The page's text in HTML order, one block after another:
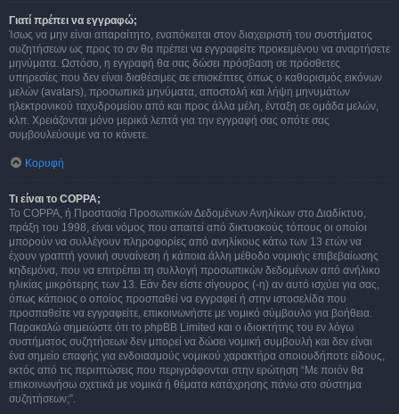
Γιατί πρέπει να εγγραφώ;
Ίσως να μην είναι απαραίτητο, εναπόκειται στον διαχειριστή του συστήματος
συζητήσεων ως προς το αν θα πρέπει να εγγραφείτε προκειμένου να αναρτήσετε
μηνύματα. Ωστόσο, η εγγραφή θα σας δώσει πρόσβαση σε πρόσθετες
υπηρεσίες που δεν είναι διαθέσιμες σε επισκέπτες όπως ο καθορισμός εικόνων
μελών (avatars), προσωπικά μηνύματα, αποστολή και λήψη μηνυμάτων
ηλεκτρονικού ταχυδρομείου από και προς άλλα μέλη, ένταξη σε ομάδα μελών,
κλπ. Χρειάζονται μόνο μερικά λεπτά για την εγγραφή σας οπότε σας
συμβουλεύουμε να το κάνετε.
Κορυφή
Τι είναι το COPPA;
Το COPPA, ή Προστασία Προσωπικών Δεδομένων Ανηλίκων στο Διαδίκτυο,
πράξη του 1998, είναι νόμος που απαιτεί από δικτυακούς τόπους οι οποίοι
μπορούν να συλλέγουν πληροφορίες από ανηλίκους κάτω των 13 ετών να
έχουν γραπτή γονική συναίνεση ή κάποια άλλη μέθοδο νομικής επιβεβαίωσης
κηδεμόνα, που να επιτρέπει τη συλλογή προσωπικών δεδομένων από ανήλικο
ηλικίας μικρότερης των 13. Εάν δεν είστε σίγουρος (-η) αν αυτό ισχύει για σας,
όπως κάποιος ο οποίος προσπαθεί να εγγραφεί ή στην ιστοσελίδα που
προσπαθείτε να εγγραφείτε, επικοινωνήστε με νομικό σύμβουλο για βοήθεια.
Παρακαλώ σημειώστε ότι το phpBB Limited και ο ιδιοκτήτης του εν λόγω
συστήματος συζητήσεων δεν μπορεί να δώσει νομική συμβουλή και δεν είναι
ένα σημείο επαφής για ενδοιασμούς νομικού χαρακτήρα οποιουδήποτε είδους,
εκτός από τις περιπτώσεις που περιγράφονται στην ερώτηση “Με ποιόν θα
επικοινωνήσω σχετικά με νομικά ή θέματα κατάχρησης πάνω στο σύστημα
συζητήσεων;”.